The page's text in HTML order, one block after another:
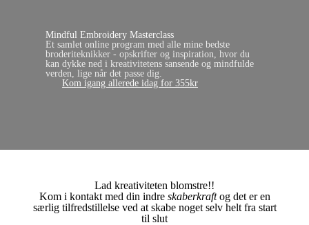
Mindful Embroidery Masterclass
Et samlet online program med alle mine bedste
broderiteknikker - opskrifter og inspiration, hvor du
kan dykke ned i kreativitetens sansende og mindfulde
verden, lige når det passe dig.
Kom igang allerede idag for 355kr
Lad kreativiteten blomstre!!
Kom i kontakt med din indre skaberkraftog det er en
særlig tilfredstillelse ved at skabe noget selv helt fra start
til slut